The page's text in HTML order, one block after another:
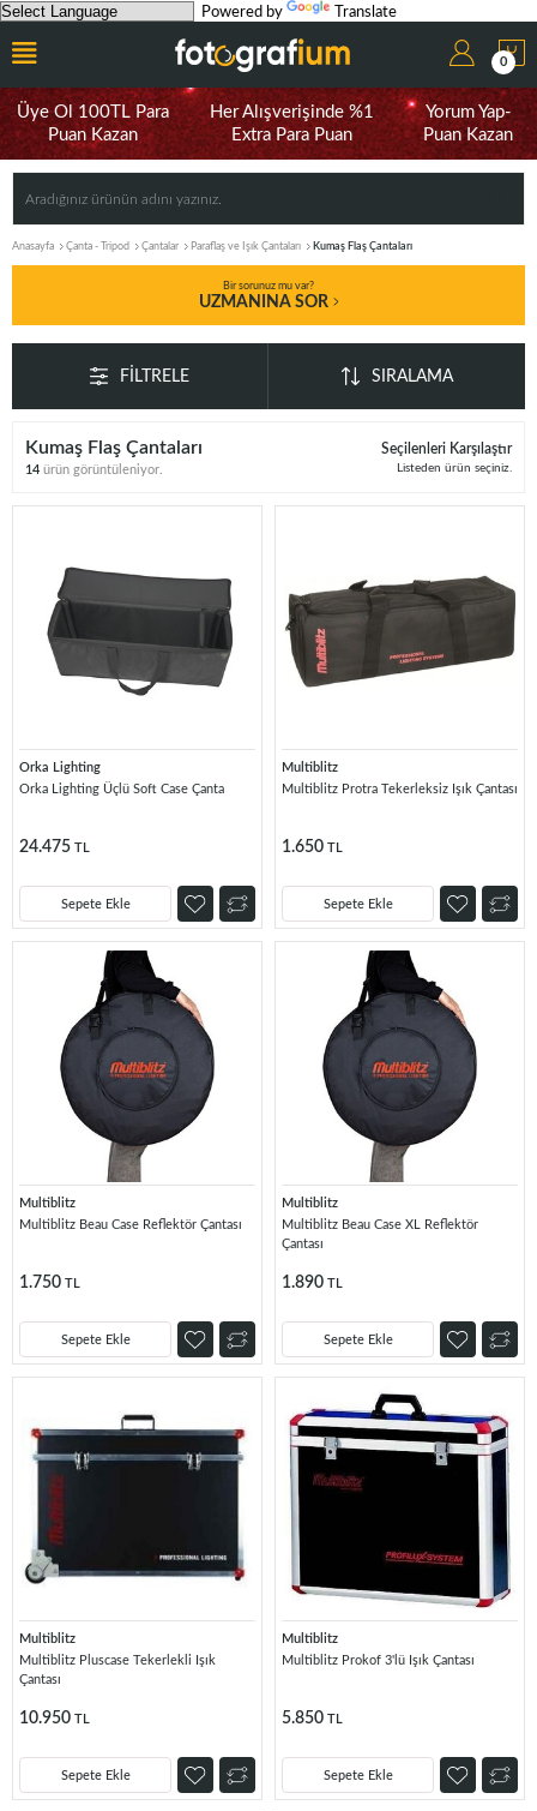
Powered by Translate
0
Üye Ol 100TL Para
Puan Kazan
Her Alışverişinde %1
Extra Para Puan
Yorum Yap-
Puan Kazan
Anasayfa Çanta - Tripod Çantalar Paraflaş ve Işık Çantaları Kumaş Flaş Çantaları
Bir sorunuz mu var?
UZMANINA SOR
FILTRELE SIRALAMA
Kumaş Flaş Çantaları
14 ürün görüntüleniyor.
Seçilenleri Karşılaştır
Listeden ürün seçiniz.
Orka Lighting
Orka Lighting Üçlü Soft Case Çanta
24.475 TL
Sepete Ekle
Multiblitz
Multiblitz Protra Tekerleksiz Işık Çantası
1.650 TL
Sepete Ekle
Multiblitz
Multiblitz Beau Case Reflektör Çantası
1.750 TL
Sepete Ekle
Multiblitz
Multiblitz Beau Case XL Reflektör
Çantası
1.890 TL
Sepete Ekle
Multiblitz
Multiblitz Pluscase Tekerlekli Işık
Çantası
10.950 TL
Sepete Ekle
Multiblitz
Multiblitz Prokof 3'lü Işık Çantası
5.850 TL
Sepete Ekle